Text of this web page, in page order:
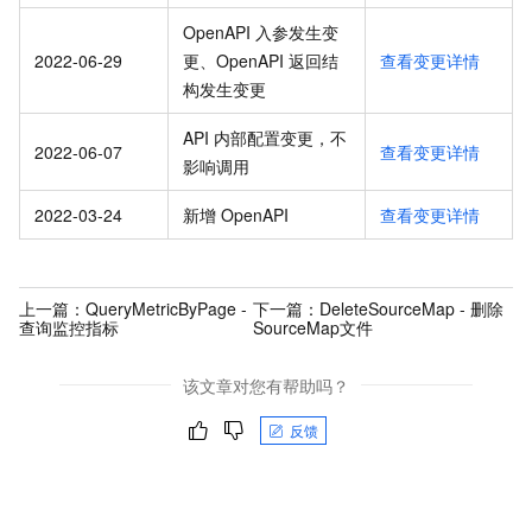
2022-06-29
OpenAPI 入参发生变
更、OpenAPI 返回结
构发生变更
查看变更详情
2022-06-07
API 内部配置变更，不
影响调用
查看变更详情
2022-03-24 新增 OpenAPI 查看变更详情
上一篇： QueryMetricByPage -
查询监控指标
下一篇： DeleteSourceMap - 删除
SourceMap文件
该文章对您有帮助吗？
反馈